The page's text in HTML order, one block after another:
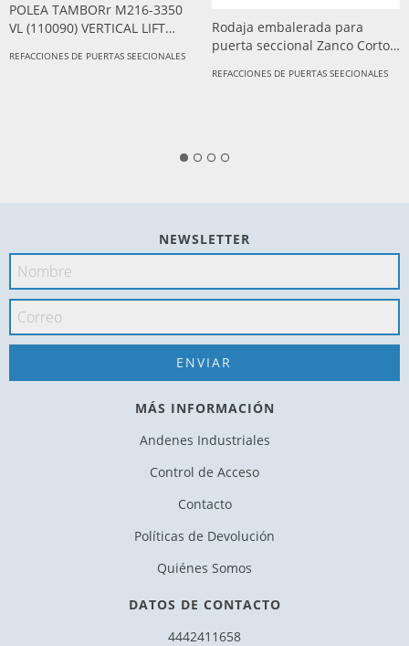
POLEA TAMBORr M216-3350
VL (110090) VERTICAL LIFT
SECCIONAL
REFACCIONES DE PUERTAS SEECIONALES
Rodaja embalerada para
puerta seccional Zanco Corto
REFACCIONES DE PUERTAS SEECIONALES
NEWSLETTER
MÁS INFORMACIÓN
Andenes Industriales
Control de Acceso
Contacto
Políticas de Devolución
Quiénes Somos
DATOS DE CONTACTO
4442411658